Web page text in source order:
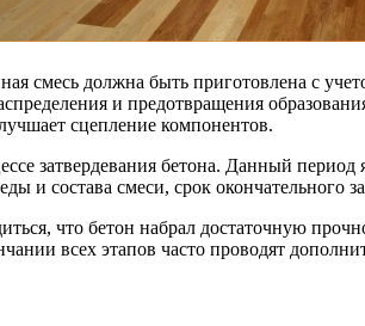
смесь должна быть приготовлена с
и предотвращения
сцепление компонентов.
затвердевания бетона. Данный
состава смеси, срок окончательного
что бетон набрал достаточную
всех этапов часто проводят